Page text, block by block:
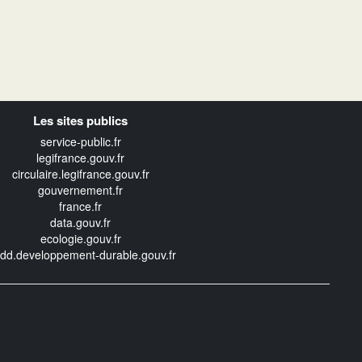
Les sites publics
service-public.fr
legifrance.gouv.fr
circulaire.legifrance.gouv.fr
gouvernement.fr
france.fr
data.gouv.fr
ecologie.gouv.fr
durable.gouv.fr